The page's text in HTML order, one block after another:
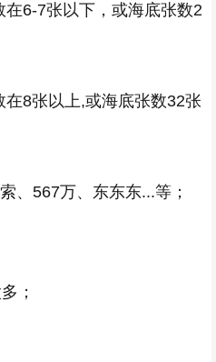
6-7张以下，或海底张数2
8张以上,或海底张数32张
、567万、东东东...等；
；